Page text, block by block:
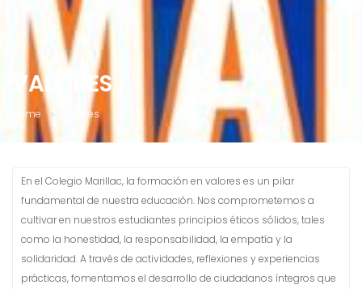
VALORES
Home Valores
En el Colegio Marillac, la formación en valores es un pilar
fundamental de nuestra educación. Nos comprometemos a
cultivar en nuestros estudiantes principios éticos sólidos, tales
como la honestidad, la responsabilidad, la empatía y la
solidaridad. A través de actividades, reflexiones y experiencias
prácticas, fomentamos el desarrollo de ciudadanos íntegros que